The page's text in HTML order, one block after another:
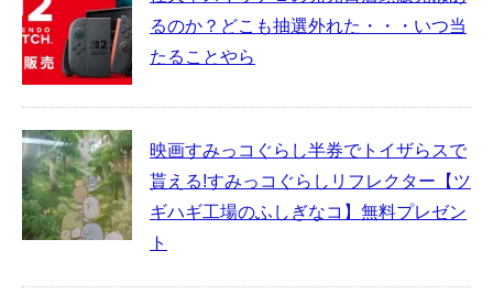
るのか？どこも抽選外れた・・・いつ当
たることやら
映画すみっコぐらし半券でトイザらスで
貰える!すみっコぐらしリフレクター【ツ
ギハギ工場のふしぎなコ】無料プレゼン
ト